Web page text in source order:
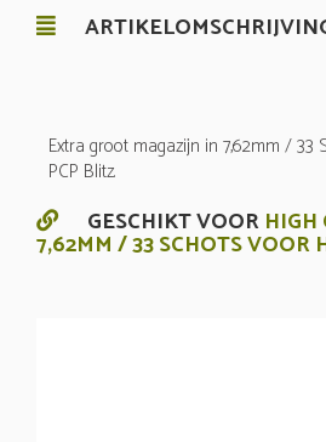
Extra groot magazijn in 7,62mm / 33
PCP Blitz.
GESCHIKT VOOR HIGH
7,62MM / 33 SCHOTS VOOR